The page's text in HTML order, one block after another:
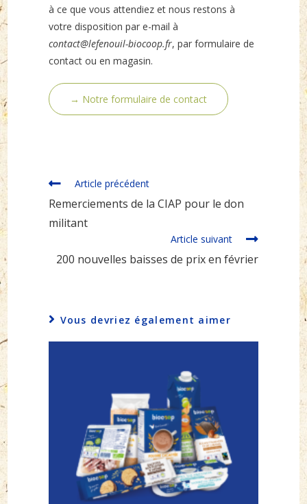
à ce que vous attendiez et nous restons à
votre disposition par e-mail à
contact@lefenouil-biocoop.fr, par formulaire de
contact ou en magasin.
→ Notre formulaire de contact
Read
articles
Article précédent
Remerciements de la CIAP pour le don
militant
Article suivant
200 nouvelles baisses de prix en février
Vous devriez également aimer